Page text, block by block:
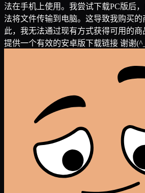
法在手机上使用。我尝试下载PC版后
法将文件传输到电脑。这导致我购买的
此，我无法通过现有方式获得可用的
提供一个有效的安卓版下载链接 谢谢